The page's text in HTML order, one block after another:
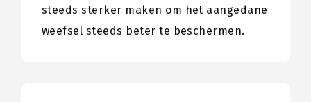
steeds sterker maken om het aangedane
weefsel steeds beter te beschermen.